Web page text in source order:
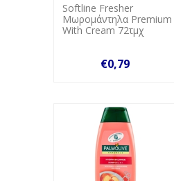
Softline Fresher
Μωρομάντηλα Premium
With Cream 72τμχ
€0,79